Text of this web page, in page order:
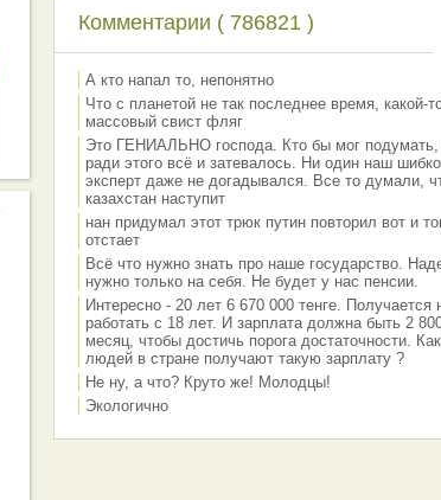
Комментарии ( 786821 )
А кто напал то, непонятно
Что с планетой не так последнее время, какой-
массовый свист фляг
Это ГЕНИАЛЬНО господа. Кто бы мог подумать,
ради этого всё и затевалось. Ни один наш
эксперт даже не догадывался. Все то думали,
казахстан наступит
нан придумал этот трюк путин повторил вот и
отстает
Всё что нужно знать про наше государство.
нужно только на себя. Не будет у нас пенсии.
Интересно - 20 лет 6 670 000 тенге. Получается
работать с 18 лет. И зарплата должна быть 2
месяц, чтобы достичь порога достаточности.
людей в стране получают такую зарплату ?
Не ну, а что? Круто же! Молодцы!
Экологично